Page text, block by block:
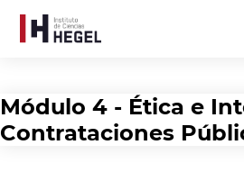
Módulo 4 - Ética e
Contrataciones